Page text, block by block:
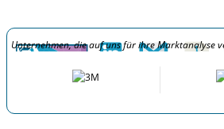
Unternehmen, die auf uns für ihre Marktanalyse